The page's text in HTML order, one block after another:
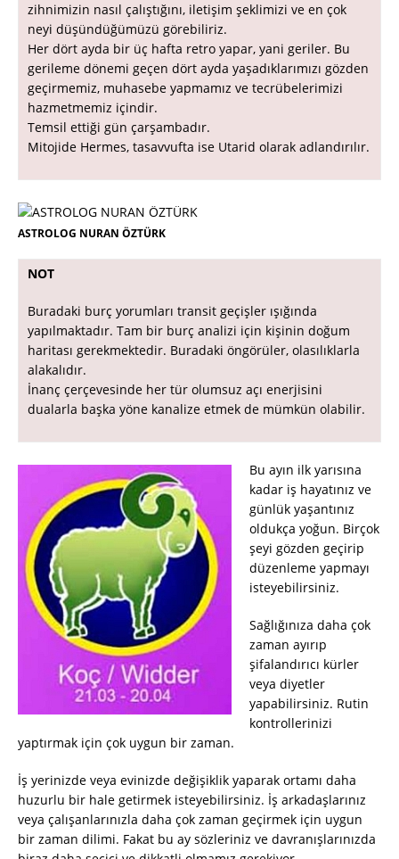
zihnimizin nasıl çalıştığını, iletişim şeklimizi ve en çok
neyi düşündüğümüzü görebiliriz.
Her dört ayda bir üç hafta retro yapar, yani geriler. Bu
gerileme dönemi geçen dört ayda yaşadıklarımızı gözden
geçirmemiz, muhasebe yapmamız ve tecrübelerimizi
hazmetmemiz içindir.
Temsil ettiği gün çarşambadır.
Mitojide Hermes, tasavvufta ise Utarid olarak adlandırılır.
ASTROLOG NURAN ÖZTÜRK
NOT
Buradaki burç yorumları transit geçişler ışığında
yapılmaktadır. Tam bir burç analizi için kişinin doğum
haritası gerekmektedir. Buradaki öngörüler, olasılıklarla
alakalıdır.
İnanç çerçevesinde her tür olumsuz açı enerjisini
dualarla başka yöne kanalize etmek de mümkün olabilir.
Bu ayın ilk yarısına
kadar iş hayatınız ve
günlük yaşantınız
oldukça yoğun. Birçok
şeyi gözden geçirip
düzenleme yapmayı
isteyebilirsiniz.
Sağlığınıza daha çok
zaman ayırıp
şifalandırıcı kürler
veya diyetler
yapabilirsiniz. Rutin
kontrollerinizi
yaptırmak için çok uygun bir zaman.
İş yerinizde veya evinizde değişiklik yaparak ortamı daha
huzurlu bir hale getirmek isteyebilirsiniz. İş arkadaşlarınız
veya çalışanlarınızla daha çok zaman geçirmek için uygun
bir zaman dilimi. Fakat bu ay sözleriniz ve davranışlarınızda